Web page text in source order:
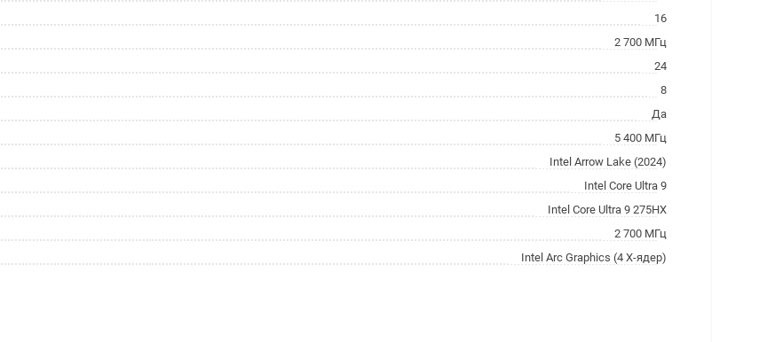
16
2 700 МГц
24
8
Да
5 400 МГц
Intel Arrow Lake (2024)
Intel Core Ultra 9
Intel Core Ultra 9 275HX
2 700 МГц
Intel Arc Graphics (4 X-ядер)